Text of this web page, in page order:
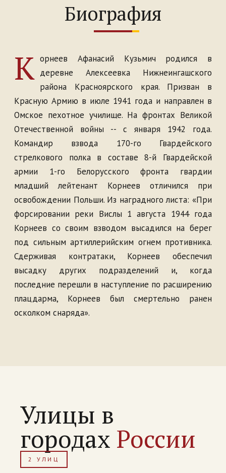
Биография
К орнеев Афанасий Кузьмич родился в
деревне Алексеевка Нижнеингашского
района Красноярского края. Призван в
Красную Армию в июле 1941 года и направлен в
Омское пехотное училище. На фронтах Великой
Отечественной войны -- с января 1942 года.
Командир взвода 170-го Гвардейского
стрелкового полка в составе 8-й Гвардейской
армии 1-го Белорусского фронта гвардии
младший лейтенант Корнеев отличился при
освобождении Польши. Из наградного листа: «При
форсировании реки Вислы 1 августа 1944 года
Корнеев со своим взводом высадился на берег
под сильным артиллерийским огнем противника.
Сдерживая контратаки, Корнеев обеспечил
высадку других подразделений и, когда
последние перешли в наступление по расширению
плацдарма, Корнеев был смертельно ранен
осколком снаряда».
Улицы в
городах России
2 УЛИЦ